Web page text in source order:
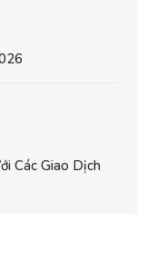
Các Giao Dịch